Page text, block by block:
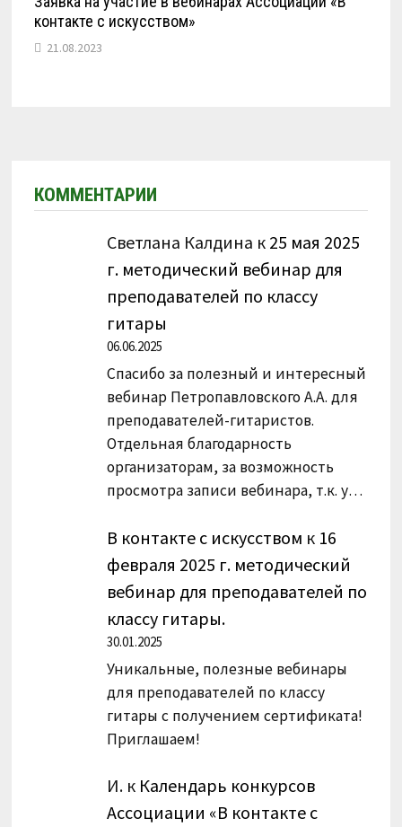
контакте с искусством»
21.08.2023
КОММЕНТАРИИ
Светлана Калдина к 25 мая 2025
г. методический вебинар для
преподавателей по классу
гитары
06.06.2025
Спасибо за полезный и интересный
вебинар Петропавловского А.А. для
преподавателей-гитаристов.
Отдельная благодарность
организаторам, за возможность
просмотра записи вебинара, т.к. у…
В контакте с искусством к 16
февраля 2025 г. методический
вебинар для преподавателей по
классу гитары.
30.01.2025
Уникальные, полезные вебинары
для преподавателей по классу
гитары с получением сертификата!
Приглашаем!
И. к Календарь конкурсов
Ассоциации «В контакте с